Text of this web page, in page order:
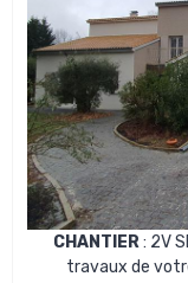
CHANTIER: 2V
travaux de